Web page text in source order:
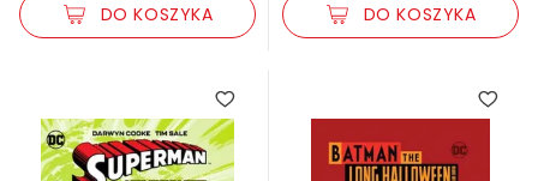
DO KOSZYKA DO KOSZYKA